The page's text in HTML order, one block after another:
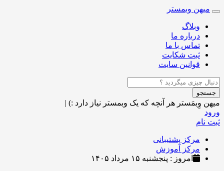
Toggle
navigation
میهن وبمستر
وبلاگ
درباره ما
تماس با ما
ثبت شکایت
قوانین سایت
جستجو
میهن وِبمَستر هر آنچه که یک وبمستر نیاز دارد :) |
ورود
ثبت نام
مرکز پشتیبانی
مرکز آموزش
امروز : پنجشنبه ۱۵ مرداد ۱۴۰۵